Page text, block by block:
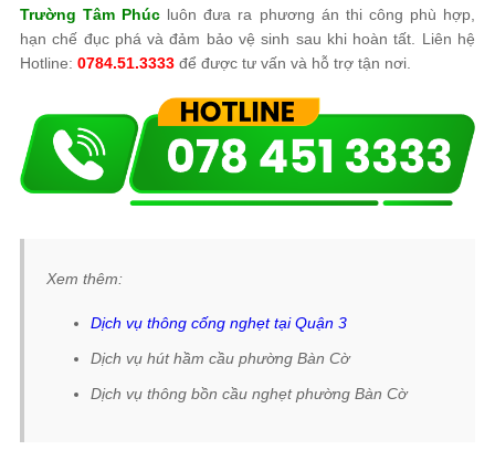
Trường Tâm Phúc luôn đưa ra phương án thi công phù hợp,
hạn chế đục phá và đảm bảo vệ sinh sau khi hoàn tất. Liên hệ
Hotline: 0784.51.3333 để được tư vấn và hỗ trợ tận nơi.
Xem thêm:
Dịch vụ thông cống nghẹt tại Quận 3
Dịch vụ hút hầm cầu phường Bàn Cờ
Dịch vụ thông bồn cầu nghẹt phường Bàn Cờ